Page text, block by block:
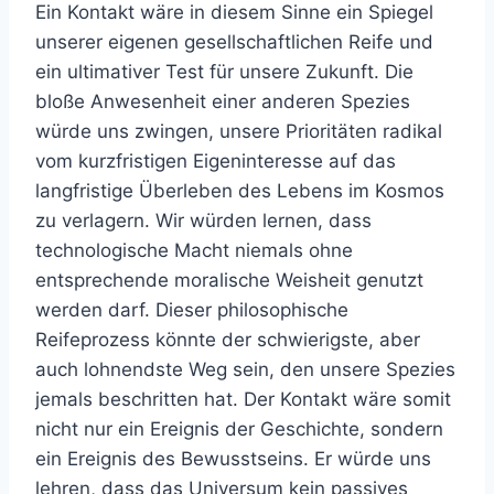
Ein Kontakt wäre in diesem Sinne ein Spiegel
unserer eigenen gesellschaftlichen Reife und
ein ultimativer Test für unsere Zukunft. Die
bloße Anwesenheit einer anderen Spezies
würde uns zwingen, unsere Prioritäten radikal
vom kurzfristigen Eigeninteresse auf das
langfristige Überleben des Lebens im Kosmos
zu verlagern. Wir würden lernen, dass
technologische Macht niemals ohne
entsprechende moralische Weisheit genutzt
werden darf. Dieser philosophische
Reifeprozess könnte der schwierigste, aber
auch lohnendste Weg sein, den unsere Spezies
jemals beschritten hat. Der Kontakt wäre somit
nicht nur ein Ereignis der Geschichte, sondern
ein Ereignis des Bewusstseins. Er würde uns
lehren, dass das Universum kein passives